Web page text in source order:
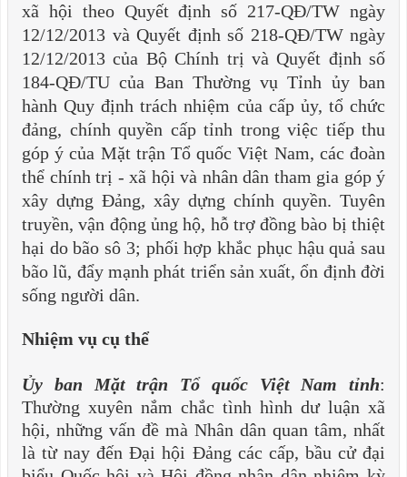
xã hội theo Quyết định số 217-QĐ/TW ngày
12/12/2013 và Quyết định số 218-QĐ/TW ngày
12/12/2013 của Bộ Chính trị và Quyết định số
184-QĐ/TU của Ban Thường vụ Tỉnh ủy ban
hành Quy định trách nhiệm của cấp ủy, tổ chức
đảng, chính quyền cấp tỉnh trong việc tiếp thu
góp ý của Mặt trận Tổ quốc Việt Nam, các đoàn
thể chính trị - xã hội và nhân dân tham gia góp ý
xây dựng Đảng, xây dựng chính quyền. Tuyên
truyền, vận động ủng hộ, hỗ trợ đồng bào bị thiệt
hại do bão sô 3; phối hợp khắc phục hậu quả sau
bão lũ, đẩy mạnh phát triển sản xuất, ổn định đời
sống người dân.
Nhiệm vụ cụ thể
Ủy ban Mặt trận Tổ quốc Việt Nam tỉnh:
Thường xuyên nắm chắc tình hình dư luận xã
hội, những vấn đề mà Nhân dân quan tâm, nhất
là từ nay đến Đại hội Đảng các cấp, bầu cử đại